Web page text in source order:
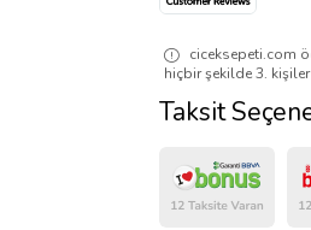
ciceksepeti.com
hiçbir şekilde 3.
Taksit